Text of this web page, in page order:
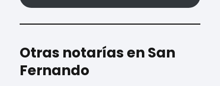
Otras notarías en San
Fernando